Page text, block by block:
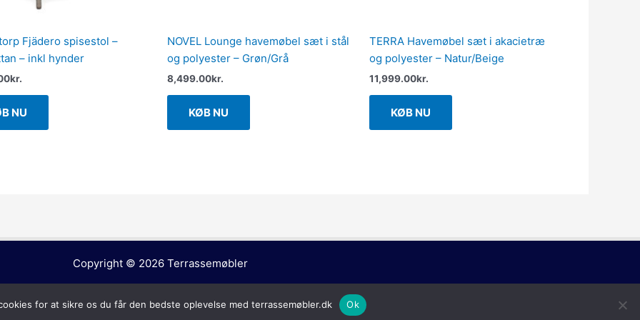
Fjädero spisestol –
– inkl hynder
kr.
NU
NOVEL Lounge havemøbel sæt i stål
og polyester – Grøn/Grå
8,499.00kr.
KØB NU
TERRA Havemøbel sæt i akacietræ
og polyester – Natur/Beige
11,999.00kr.
KØB NU
Copyright © 2026 Terrassemøbler
for at sikre os du får den bedste oplevelse med terrassemøbler.dk Ok